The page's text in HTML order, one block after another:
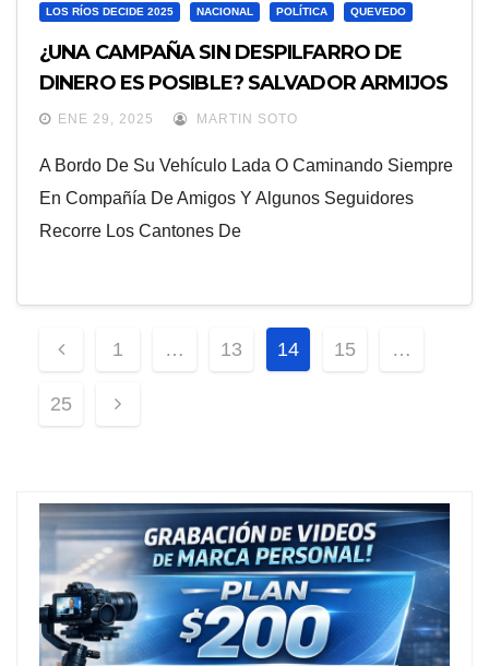
LOS RÍOS DECIDE 2025 NACIONAL POLÍTICA QUEVEDO
¿UNA CAMPAÑA SIN DESPILFARRO DE
DINERO ES POSIBLE? SALVADOR ARMIJOS
SABE COMO HACERLO
ENE 29, 2025 MARTIN SOTO
A Bordo De Su Vehículo Lada O Caminando Siempre
En Compañía De Amigos Y Algunos Seguidores
Recorre Los Cantones De
Paginación
De
Entradas
1 … 13 14 15 …
25